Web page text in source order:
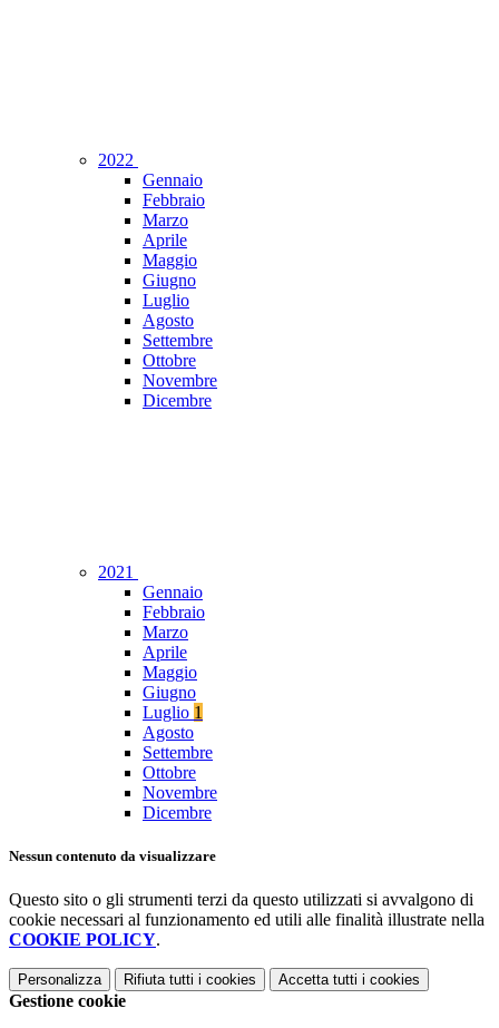
2022
Gennaio
Febbraio
Marzo
Aprile
Maggio
Giugno
Luglio
Agosto
Settembre
Ottobre
Novembre
Dicembre
2021
Gennaio
Febbraio
Marzo
Aprile
Maggio
Giugno
Luglio 1
Agosto
Settembre
Ottobre
Novembre
Dicembre
Nessun contenuto da visualizzare
Questo sito o gli strumenti terzi da questo utilizzati si avvalgono di
cookie necessari al funzionamento ed utili alle finalità illustrate nella
COOKIE POLICY.
Personalizza Rifiuta tutti i cookies Accetta tutti i cookies
Gestione cookie